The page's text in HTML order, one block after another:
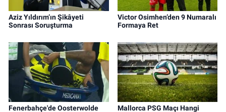
Aziz Yıldırım’ın Şikâyeti
Sonrası Soruşturma
Victor Osimhen’den 9 Numaralı
Formaya Ret
Fenerbahçe'de Oosterwolde
Mallorca PSG Maçı Hangi